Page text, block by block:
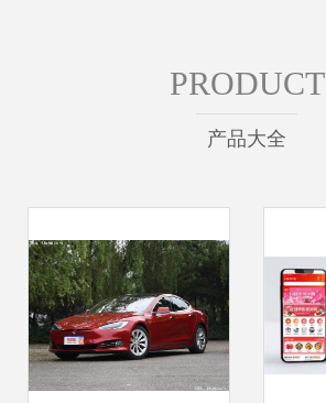
PRODUCT
产品大全